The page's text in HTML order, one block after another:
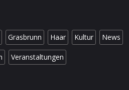
Grasbrunn Haar Kultur News
Veranstaltungen